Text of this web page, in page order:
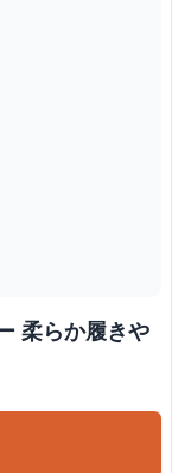
柔らか履きや